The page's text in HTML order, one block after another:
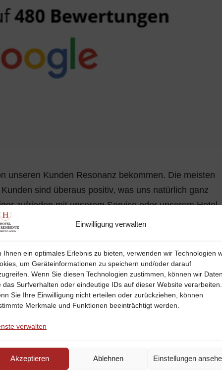
Einwilligung verwalten
Ihnen ein optimales Erlebnis zu bieten, verwenden wir Technologien
um Geräteinformationen zu speichern und/oder darauf
Wenn Sie diesen Technologien zustimmen, können wir
das Surfverhalten oder eindeutige IDs auf dieser Website verarbeiten.
Sie Ihre Einwilligung nicht erteilen oder zurückziehen, können
Merkmale und Funktionen beeinträchtigt werden.
verwalten
Akzeptieren Ablehnen Einstellungen
unseren Kunden Resonanz bekommen. Die meisten
sind überaus positiv, was uns natürlich ganz
zufrieden mit unserem Service oder unserem Hotel,
uns weiterhin im Sinne unserer Kundschaft zu
Was berichten sie, was hat ihnen besonders gut
während ihres Aufenthaltes bei uns gemacht?
bei Google oder anderen Bewertungsportalen.
leckeres und vitaminreiches Frühstück.
unser Frühstück vom Büffet und können sich so
wie auch unsere Küche generell, denn im